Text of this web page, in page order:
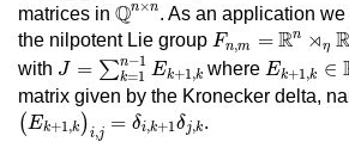
matrices in Qn×n. As an application
the nilpotent Lie group Fn,m = Rn ⋊η R
Fn, m Rn⋊ η R
with J = ∑n−1
k=1 Ek+1 ,k
= k=1 − 1E 1
where Ek+1 ,k ∈
Ek k ∈
matrix given by the Kronecker delta,
(Ek+1,k)i,j = δi,k+1δj,k
(Ek+1 ,k ) ,j= δi, k+1δ j, k
.